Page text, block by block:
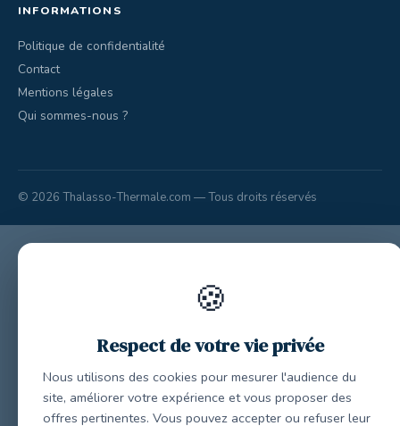
INFORMATIONS
Politique de confidentialité
Contact
Mentions légales
Qui sommes-nous ?
© 2026 Thalasso-Thermale.com — Tous droits réservés
🍪
Respect de votre vie privée
Nous utilisons des cookies pour mesurer l'audience du
site, améliorer votre expérience et vous proposer des
offres pertinentes. Vous pouvez accepter ou refuser leur